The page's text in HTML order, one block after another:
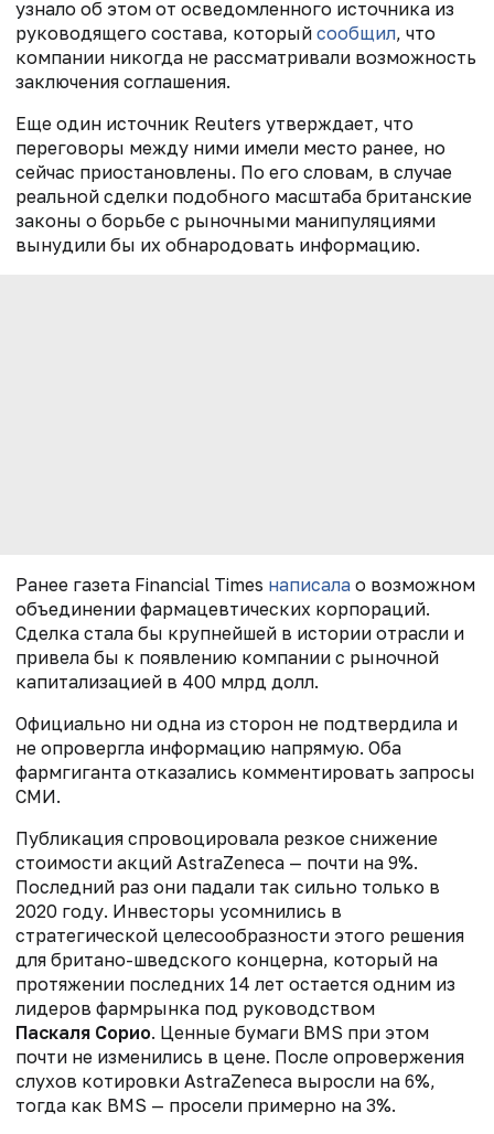
узнало об этом от осведомленного источника из
руководящего состава, который сообщил, что
компании никогда не рассматривали возможность
заключения соглашения.
Еще один источник Reuters утверждает, что
переговоры между ними имели место ранее, но
сейчас приостановлены. По его словам, в случае
реальной сделки подобного масштаба британские
законы о борьбе с рыночными манипуляциями
вынудили бы их обнародовать информацию.
Ранее газета Financial Times написала о возможном
объединении фармацевтических корпораций.
Сделка стала бы крупнейшей в истории отрасли и
привела бы к появлению компании с рыночной
капитализацией в 400 млрд долл.
Официально ни одна из сторон не подтвердила и
не опровергла информацию напрямую. Оба
фармгиганта отказались комментировать запросы
СМИ.
Публикация спровоцировала резкое снижение
стоимости акций AstraZeneca — почти на 9%.
Последний раз они падали так сильно только в
2020 году. Инвесторы усомнились в
стратегической целесообразности этого решения
для британо-шведского концерна, который на
протяжении последних 14 лет остается одним из
лидеров фармрынка под руководством
Паскаля Сорио. Ценные бумаги BMS при этом
почти не изменились в цене. После опровержения
слухов котировки AstraZeneca выросли на 6%,
тогда как BMS — просели примерно на 3%.